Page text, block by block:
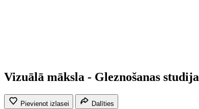
Vizuālā māksla - Gleznošanas studija
Pievienot izlasei Dalīties